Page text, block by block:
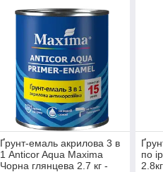
Ґрунт-емаль акрилова 3 в
1 Anticor Aqua Maxima
Чорна глянцева 2.7 кг -
по